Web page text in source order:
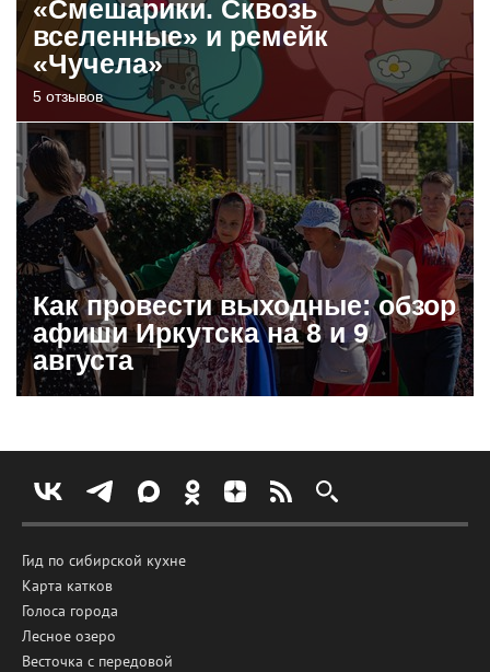
«Смешарики. Сквозь
вселенные» и ремейк
«Чучела»
5 отзывов
Как провести выходные: обзор
афиши Иркутска на 8 и 9
августа
Гид по сибирской кухне
Карта катков
Голоса города
Лесное озеро
Весточка с передовой